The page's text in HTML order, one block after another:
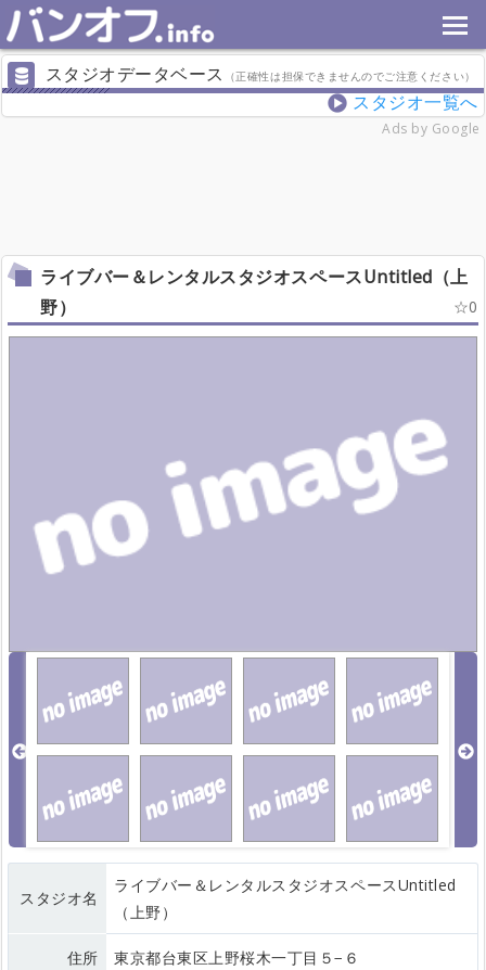
スタジオデータベース （正確性は担保できませんのでご注意ください）
スタジオ一覧へ
Ads by Google
ライブバー＆レンタルスタジオスペースUntitled（上
野）
0
スタジオ名
ライブバー＆レンタルスタジオスペースUntitled
（上野）
住所 東京都台東区上野桜木一丁目５−６